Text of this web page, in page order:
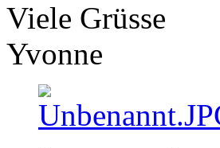
Viele Grüsse
Yvonne